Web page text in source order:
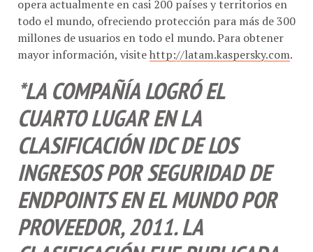
todo el mundo, ofreciendo protección para más de 300
millones de usuarios en todo el mundo. Para obtener
mayor información, visite http://latam.kaspersky.com
*LA COMPAÑÍA LOGRÓ EL
CUARTO LUGAR EN LA
CLASIFICACIÓN IDC DE LOS
INGRESOS POR SEGURIDAD DE
ENDPOINTS EN EL MUNDO POR
PROVEEDOR, 2011. LA